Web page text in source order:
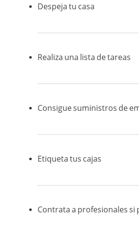
Despeja tu casa
Realiza una lista de tareas
Consigue suministros de
Etiqueta tus cajas
Contrata a profesionales si